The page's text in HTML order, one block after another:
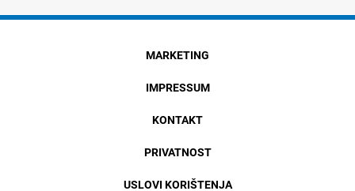
MARKETING
IMPRESSUM
KONTAKT
PRIVATNOST
USLOVI KORIŠTENJA